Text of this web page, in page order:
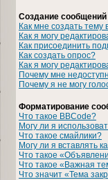
Создание сообщений
Как мне создать
Как я могу
Как присоединить
Как создать опрос?
Как я могу
Почему мне
Почему я не могу
Форматирование
Что такое BBCode?
Могу ли я
Что такое смайлики?
Могу ли я вставлять
Что такое
Что такое «Важная
Что значит «Тема